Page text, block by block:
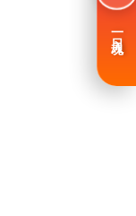
一日入魂